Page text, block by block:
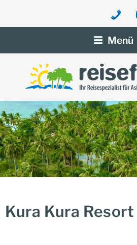
Zum
Menü
Kura Kura Resort |